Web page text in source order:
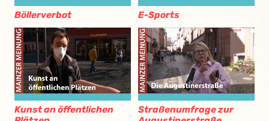
Böllerverbot E-Sports
Kunst an öffentlichen
Straßenumfrage zur